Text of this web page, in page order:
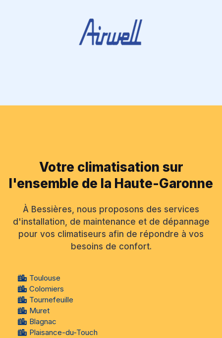
Votre climatisation sur
l'ensemble de la Haute-Garonne
À Bessières, nous proposons des services
d'installation, de maintenance et de dépannage
pour vos climatiseurs afin de répondre à vos
besoins de confort.
Toulouse
Colomiers
Tournefeuille
Muret
Blagnac
Plaisance-du-Touch